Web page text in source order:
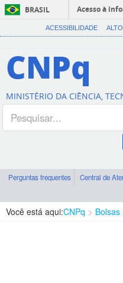
BRASIL
Acesso à
ACESSIBILIDADE
CNPq
MINISTÉRIO DA CIÊNCIA,
Perguntas frequentes Central de
Você está aqui:CNPq